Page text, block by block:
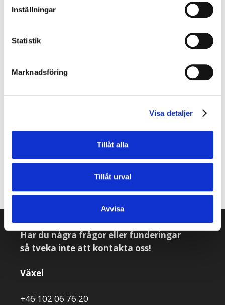
Inställningar
Statistik
Marknadsföring
Visa detaljer
Tillåt alla
Tillåt urval
Avvisa
om våld
och hot i arbetsmiljön
företag och minska riskerna med våld och hot för
arbetstagarna. Upplägget för denna utbildning är att
presentera olika verktyg att ta till för att hantera en
till för arbetsledare, skyddsombud och arbetare som i
sin yrkesroll har behov av kunskap om våld och hot i sin
arbetsmiljö.Boka kurs här.
Har du några frågor eller funderingar
så tveka inte att kontakta oss!
Växel
+46 102 06 76 20